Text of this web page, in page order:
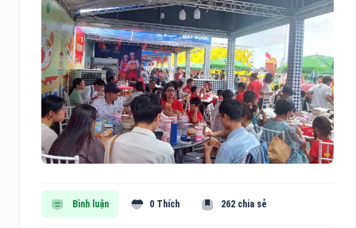
Bình luận 0 Thích 262 chia sẻ